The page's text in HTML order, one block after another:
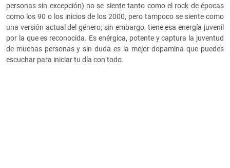
personas sin excepción) no se siente tanto como el rock de épocas
como los 90 o los inicios de los 2000, pero tampoco se siente como
una versión actual del género; sin embargo, tiene esa energía juvenil
por la que es reconocida. Es enérgica, potente y captura la juventud
de muchas personas y sin duda es la mejor dopamina que puedes
escuchar para iniciar tu día con todo.